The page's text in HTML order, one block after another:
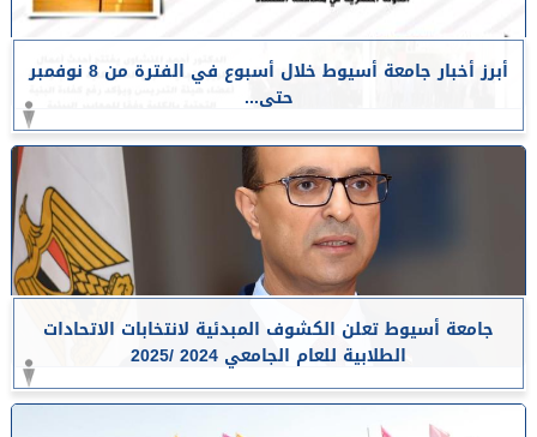
أبرز أخبار جامعة أسيوط خلال أسبوع في الفترة من 8 نوفمبر
حتى...
جامعة أسيوط تعلن الكشوف المبدئية لانتخابات الاتحادات
الطلابية للعام الجامعي 2024 /2025